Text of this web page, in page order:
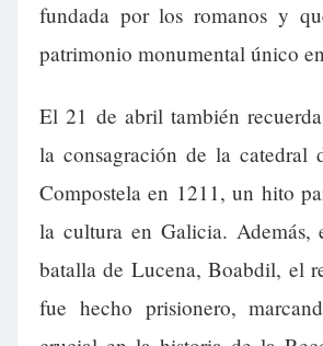
fundada por los romanos y
patrimonio monumental único
El 21 de abril también
la consagración de la catedral
Compostela en 1211, un hito
la cultura en Galicia. Además,
batalla de Lucena, Boabdil, el
fue hecho prisionero,